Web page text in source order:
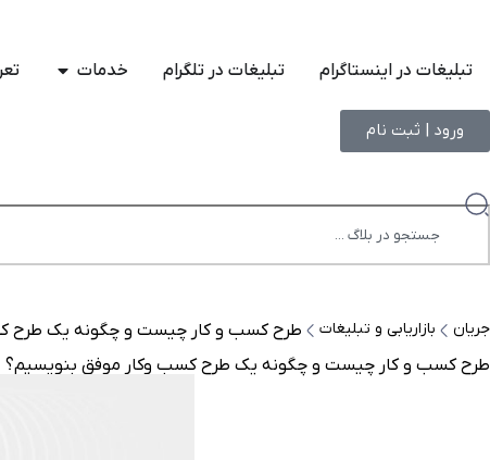
تبلیغات در اینستاگرام تبلیغات در تلگرام خدمات
ورود | ثبت نام
جریان بازاریابی و تبلیغات
طرح کسب و کار چیست و چگونه یک طرح
طرح کسب و کار چیست و چگونه یک طرح کسب وکار موفق بنویسیم؟